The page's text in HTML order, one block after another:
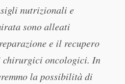
nutrizionali e
sono alleati
e il recupero
oncologici. In
la possibilità di